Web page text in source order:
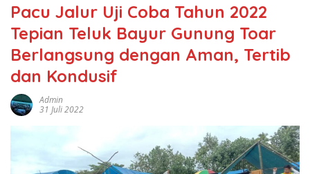
Pacu Jalur Uji Coba Tahun 2022
Tepian Teluk Bayur Gunung Toar
Berlangsung dengan Aman, Tertib
dan Kondusif
Admin
31 Juli 2022